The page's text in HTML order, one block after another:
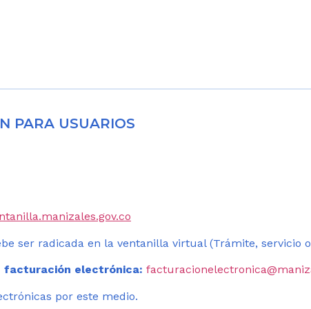
PARA USUARIOS
ser radicada en la ventanilla virtual (Trámite, servicio o
facturación electrónica:
por este medio.